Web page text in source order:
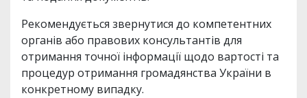
Рекомендується звернутися до компетентних
органів або правових консультантів для
отримання точної інформації щодо вартості та
процедур отримання громадянства України в
конкретному випадку.